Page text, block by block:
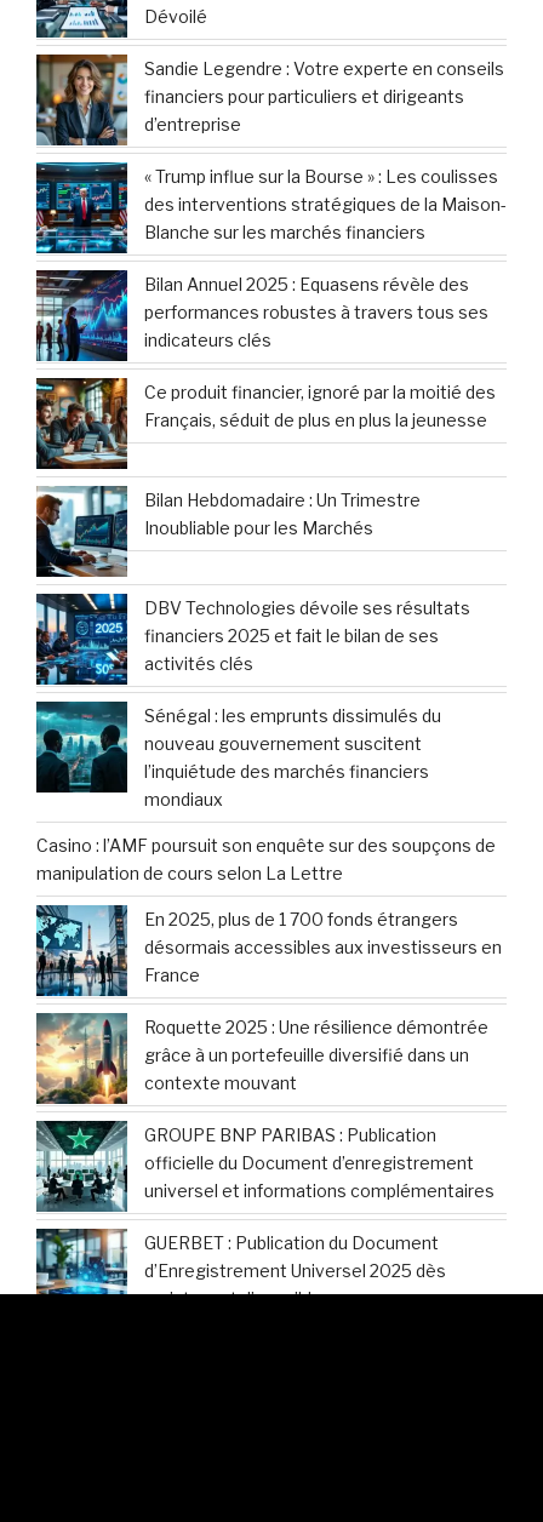
Dévoilé
Sandie Legendre : Votre experte en conseils
financiers pour particuliers et dirigeants
d’entreprise
« Trump influe sur la Bourse » : Les coulisses
des interventions stratégiques de la Maison-
Blanche sur les marchés financiers
Bilan Annuel 2025 : Equasens révèle des
performances robustes à travers tous ses
indicateurs clés
Ce produit financier, ignoré par la moitié des
Français, séduit de plus en plus la jeunesse
Bilan Hebdomadaire : Un Trimestre
Inoubliable pour les Marchés
DBV Technologies dévoile ses résultats
financiers 2025 et fait le bilan de ses
activités clés
Sénégal : les emprunts dissimulés du
nouveau gouvernement suscitent
l’inquiétude des marchés financiers
mondiaux
Casino : l’AMF poursuit son enquête sur des soupçons de
manipulation de cours selon La Lettre
En 2025, plus de 1 700 fonds étrangers
désormais accessibles aux investisseurs en
France
Roquette 2025 : Une résilience démontrée
grâce à un portefeuille diversifié dans un
contexte mouvant
GROUPE BNP PARIBAS : Publication
officielle du Document d’enregistrement
universel et informations complémentaires
GUERBET : Publication du Document
d’Enregistrement Universel 2025 dès
maintenant disponible